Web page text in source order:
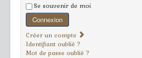
Se souvenir de moi
Connexion
Créer un compte
Identifiant oublié ?
Mot de passe oublié ?